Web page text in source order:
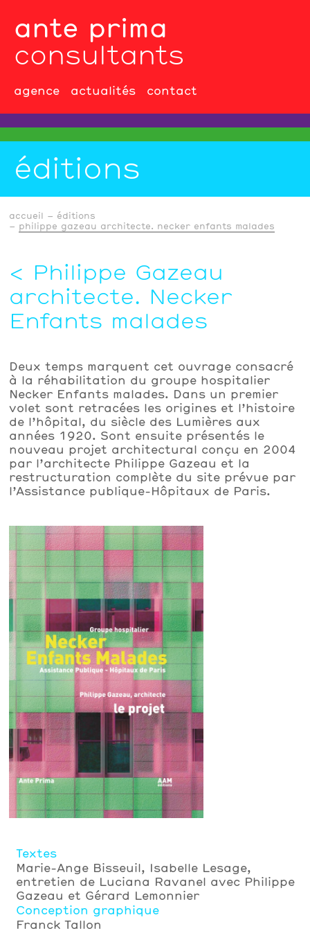
ante prima
consultants
agence actualités contact
éditions
accueil
éditions
philippe gazeau architecte. necker enfants malades
Philippe Gazeau
architecte. Necker
Enfants malades
Deux temps marquent cet ouvrage consacré
à la réhabilitation du groupe hospitalier
Necker Enfants malades. Dans un premier
volet sont retracées les origines et l’histoire
de l’hôpital, du siècle des Lumières aux
années 1920. Sont ensuite présentés le
nouveau projet architectural conçu en 2004
par l’architecte Philippe Gazeau et la
restructuration complète du site prévue par
l’Assistance publique-Hôpitaux de Paris.
Textes
Marie-Ange Bisseuil, Isabelle Lesage,
entretien de Luciana Ravanel avec Philippe
Gazeau et Gérard Lemonnier
Conception graphique
Franck Tallon